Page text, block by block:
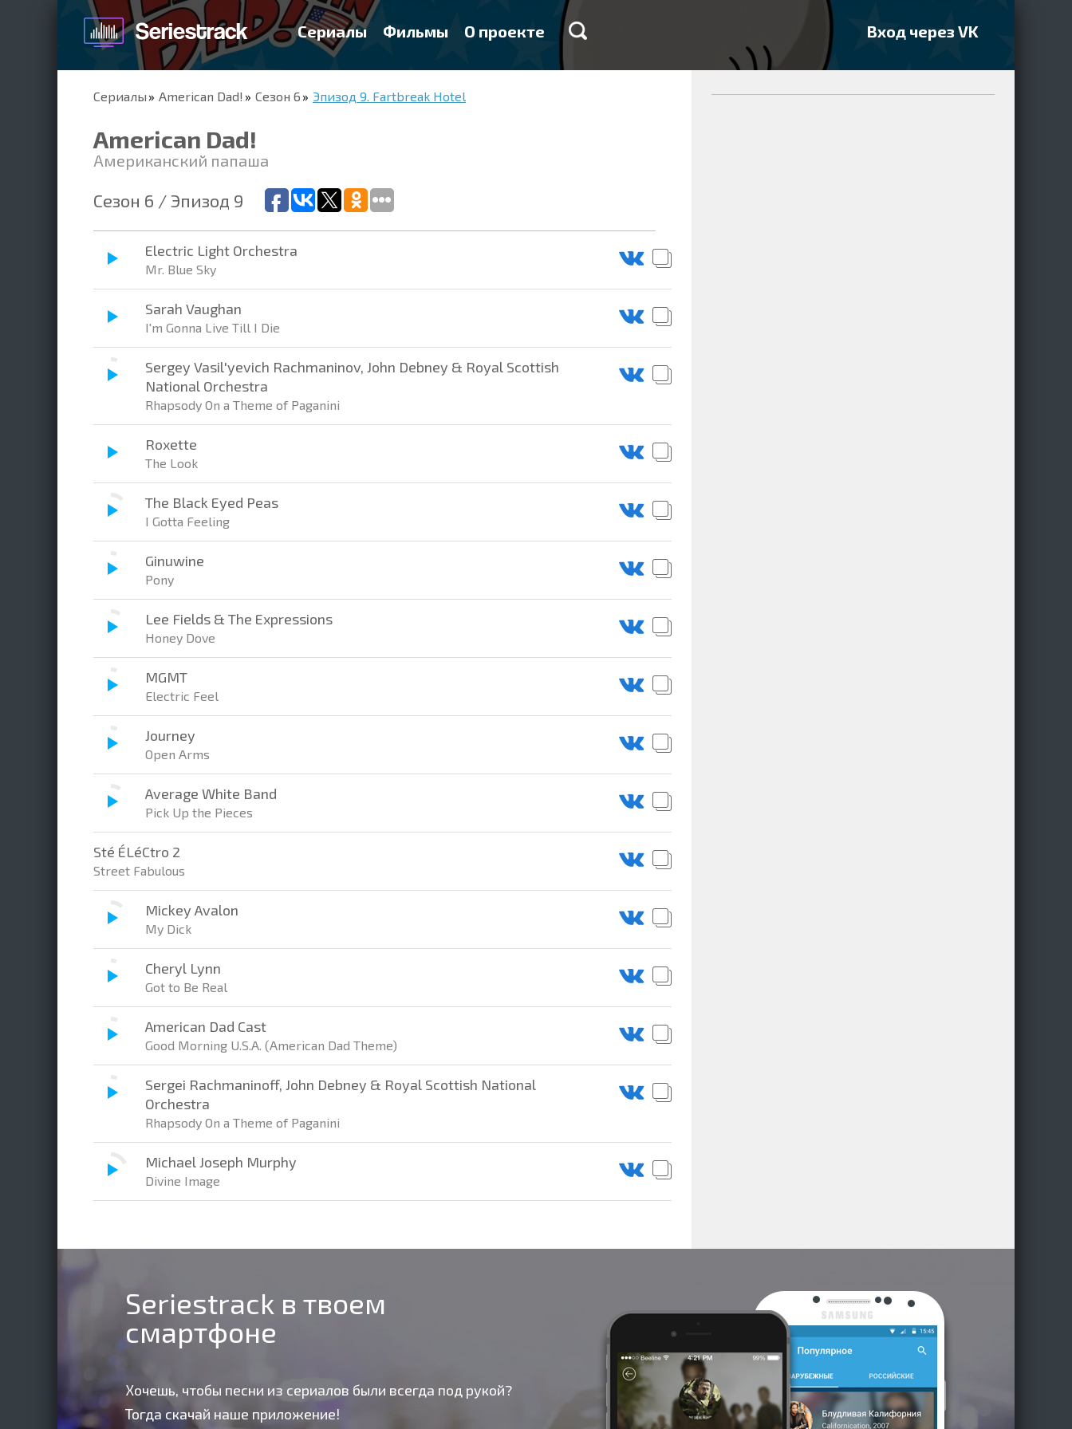
Сериалы Фильмы О проекте Вход через VK
Сериалы American Dad! Сезон 6 Эпизод 9. Fartbreak Hotel
American Dad!
Американский папаша
Сезон 6 / Эпизод 9
Electric Light Orchestra
Mr. Blue Sky
Sarah Vaughan
I'm Gonna Live Till I Die
Sergey Vasil'yevich Rachmaninov, John Debney & Royal Scottish
National Orchestra
Rhapsody On a Theme of Paganini
Roxette
The Look
The Black Eyed Peas
I Gotta Feeling
Ginuwine
Pony
Lee Fields & The Expressions
Honey Dove
MGMT
Electric Feel
Journey
Open Arms
Average White Band
Pick Up the Pieces
Sté ÉLéCtro 2
Street Fabulous
Mickey Avalon
My Dick
Cheryl Lynn
Got to Be Real
American Dad Cast
Good Morning U.S.A. (American Dad Theme)
Sergei Rachmaninoff, John Debney & Royal Scottish National
Orchestra
Rhapsody On a Theme of Paganini
Michael Joseph Murphy
Divine Image
Seriestrack в твоем
смартфоне
Хочешь, чтобы песни из сериалов были всегда под рукой?
Тогда скачай наше приложение!